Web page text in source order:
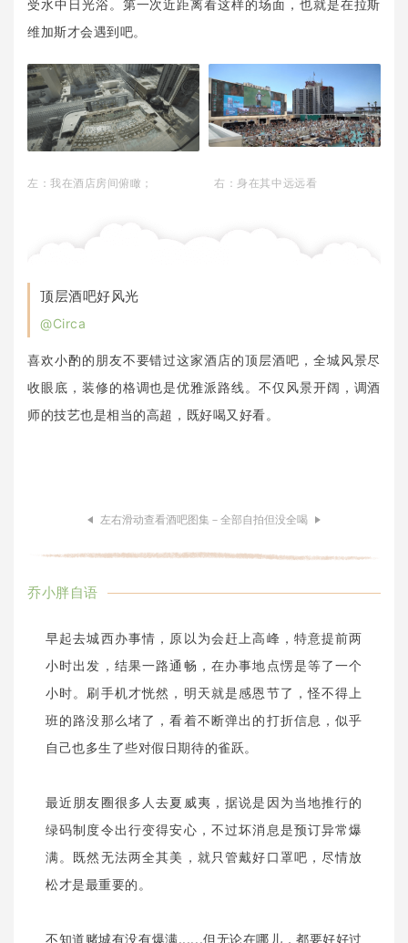
受水中日光浴。第一次近距离看这样的场面，也就是在拉斯
维加斯才会遇到吧。
左：我在酒店房间俯瞰； 右：身在其中远远看
顶层酒吧好风光
@Circa
喜欢小酌的朋友不要错过这家酒店的顶层酒吧，全城风景尽
收眼底，装修的格调也是优雅派路线。不仅风景开阔，调酒
师的技艺也是相当的高超，既好喝又好看。
左右滑动查看酒吧图集－全部自拍但没全喝
乔小胖自语
早起去城西办事情，原以为会赶上高峰，特意提前两
小时出发，结果一路通畅，在办事地点愣是等了一个
小时。刷手机才恍然，明天就是感恩节了，怪不得上
班的路没那么堵了，看着不断弹出的打折信息，似乎
自己也多生了些对假日期待的雀跃。
最近朋友圈很多人去夏威夷，据说是因为当地推行的
绿码制度令出行变得安心，不过坏消息是预订异常爆
满。既然无法两全其美，就只管戴好口罩吧，尽情放
松才是最重要的。
不知道赌城有没有爆满......但无论在哪儿，都要好好过